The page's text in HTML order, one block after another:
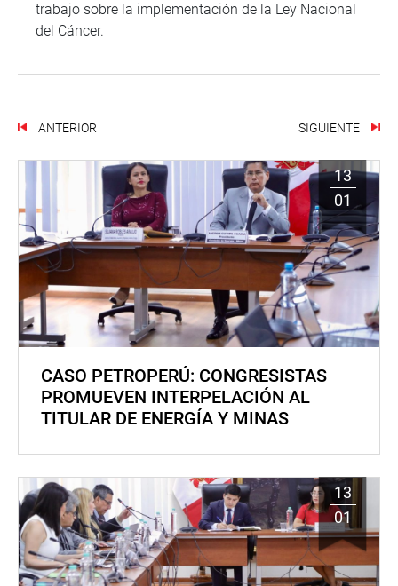
trabajo sobre la implementación de la Ley Nacional
del Cáncer.
ANTERIOR SIGUIENTE
13
01
CASO PETROPERÚ: CONGRESISTAS
PROMUEVEN INTERPELACIÓN AL
TITULAR DE ENERGÍA Y MINAS
13
01